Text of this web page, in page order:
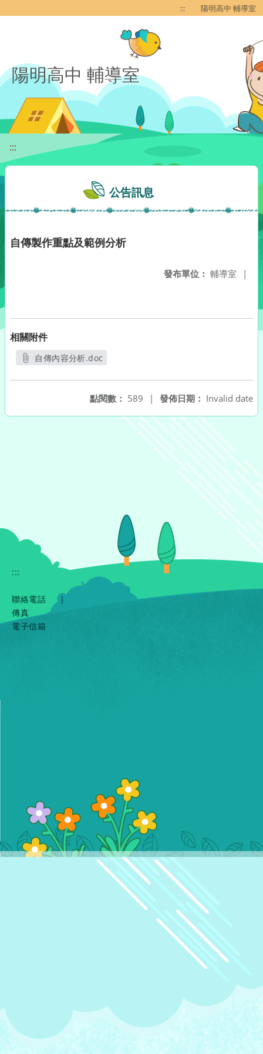
::: 陽明高中 輔導室
陽明高中 輔導室
:::
公告訊息
自傳製作重點及範例分析
發布單位： 輔導室 |
相關附件
自傳內容分析.doc
發佈日期： Invalid date
點閱數： 589 |
:::
聯絡電話
|
傳真
電子信箱